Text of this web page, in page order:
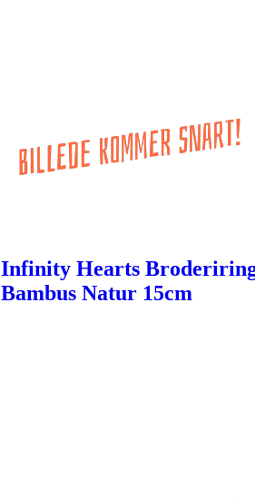
Infinity Hearts
Bambus Natur 15cm